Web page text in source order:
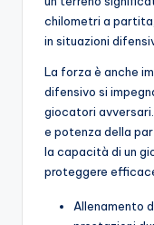
chilometri a
in situazioni
La forza è anche
difensivo si
giocatori
e potenza della
la capacità di un
proteggere
Allenamento